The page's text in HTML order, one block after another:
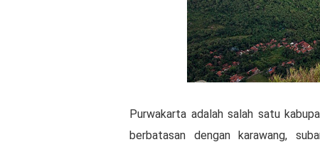
Purwakarta adalah salah satu
berbatasan dengan karawang,